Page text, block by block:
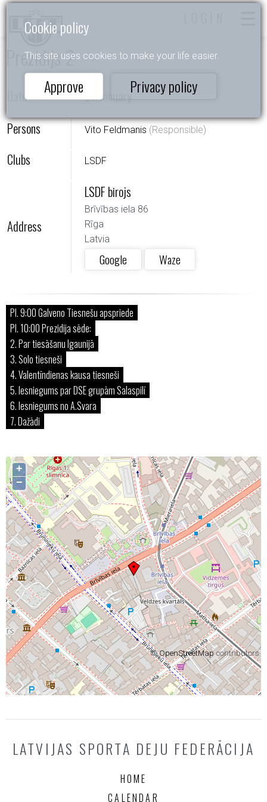
Cookie policy
This site uses cookies to make your life easier.
Approve Privacy policy
Prezidijs 2
Date
21. January
Persons
Vito Feldmanis (Responsible)
Clubs LSDF
Address
LSDF birojs
Brīvības iela 86
Rīga
Latvia
Google Waze
Pl. 9:00 Galveno Tiesnešu apspriede
Pl. 10:00 Prezidija sēde:
2. Par tiesāšanu Igaunijā
3. Solo tiesneši
4. Valentīndienas kausa tiesneši
5. Iesniegums par DSE grupām Salaspilī
6. Iesniegums no A.Svara
7. Dažādi
+
−
©OpenStreetMapcontributors
LATVIJAS SPORTA DEJU FEDERĀCIJA
HOME
CALENDAR